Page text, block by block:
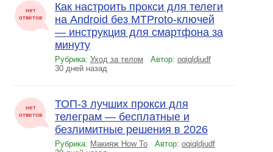
нет
ответов
Как настроить прокси для телеги
на Android без MTProto-ключей
— инструкция для смартфона за
минуту
Рубрика: Уход за телом Автор: oqiqldjudf
30 дней назад
нет
ответов
ТОП-3 лучших прокси для
телеграм — бесплатные и
безлимитные решения в 2026
Рубрика: Макияж How To Автор: oqiqldjudf